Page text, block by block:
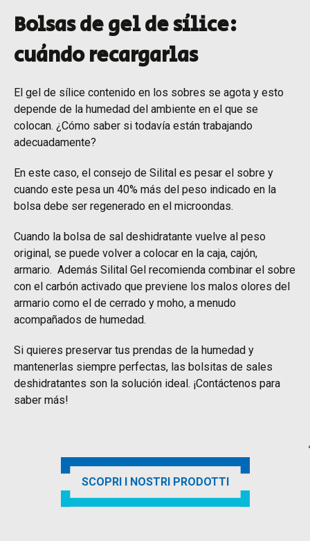
Bolsas de gel de sílice:
cuándo recargarlas
El gel de sílice contenido en los sobres se agota y esto
depende de la humedad del ambiente en el que se
colocan. ¿Cómo saber si todavía están trabajando
adecuadamente?
En este caso, el consejo de Silital es pesar el sobre y
cuando este pesa un 40% más del peso indicado en la
bolsa debe ser regenerado en el microondas.
Cuando la bolsa de sal deshidratante vuelve al peso
original, se puede volver a colocar en la caja, cajón,
armario. Además Silital Gel recomienda combinar el sobre
con el carbón activado que previene los malos olores del
armario como el de cerrado y moho, a menudo
acompañados de humedad.
Si quieres preservar tus prendas de la humedad y
mantenerlas siempre perfectas, las bolsitas de sales
deshidratantes son la solución ideal. ¡Contáctenos para
saber más!
SCOPRI I NOSTRI PRODOTTI